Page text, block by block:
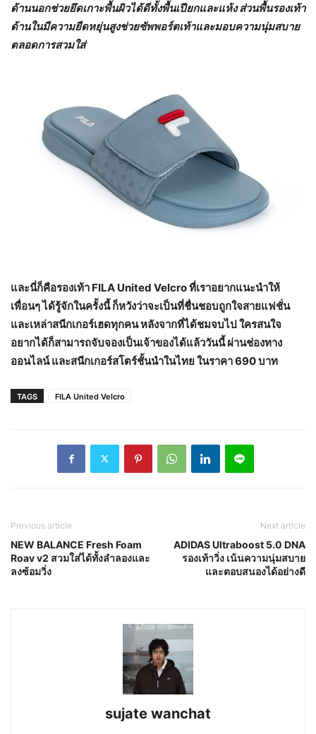
ด้านนอกช่วยยึดเกาะพื้นผิวได้ดีทั้งพื้นเปียกและแห้ง ส่วนพื้นรองเท้า
ด้านในมีความยืดหยุ่นสูงช่วยซัพพอร์ตเท้าและมอบความนุ่มสบาย
ตลอดการสวมใส่
และนี่ก็คือรองเท้า FILA United Velcro ที่เราอยากแนะนำให้
เพื่อนๆ ได้รู้จักในครั้งนี้ ก็หวังว่าจะเป็นที่ชื่นชอบถูกใจสายแฟชั่น
และเหล่าสนีกเกอร์เฮดทุกคน หลังจากที่ได้ชมจบไป ใครสนใจ
อยากได้ก็สามารถจับจองเป็นเจ้าของได้แล้ววันนี้ ผ่านช่องทาง
ออนไลน์ และสนีกเกอร์สโตร์ชั้นนำในไทย ในราคา 690 บาท
TAGS FILA United Velcro
Previous article
NEW BALANCE Fresh Foam
Roav v2 สวมใส่ได้ทั้งลำลองและ
ลงซ้อมวิ่ง
Next article
ADIDAS Ultraboost 5.0 DNA
รองเท้าวิ่ง เน้นความนุ่มสบาย
และตอบสนองได้อย่างดี
sujate wanchat